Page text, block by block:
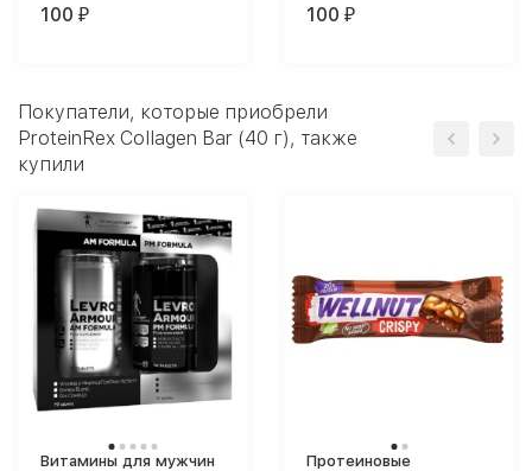
100 ₽ 100 ₽
Покупатели, которые приобрели
ProteinRex Collagen Bar (40 г), также
купили
Витамины для мужчин
Протеиновые